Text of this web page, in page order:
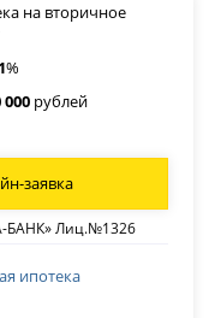
на вторичное
%
000 рублей
БАНК» Лиц.№1326
заявка
ипотека